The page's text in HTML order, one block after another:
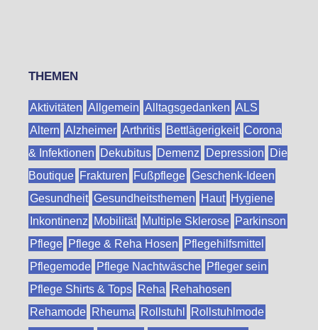
THEMEN
Aktivitäten Allgemein Alltagsgedanken ALS
Altern Alzheimer Arthritis Bettlägerigkeit Corona
& Infektionen
Dekubitus Demenz Depression
Die
Boutique Frakturen Fußpflege Geschenk-Ideen
Gesundheit Gesundheitsthemen Haut Hygiene
Inkontinenz
Mobilität Multiple Sklerose Parkinson
Pflege
Pflege & Reha Hosen
Pflegehilfsmittel
Pflegemode
Pflege Nachtwäsche
Pfleger sein
Pflege Shirts & Tops
Reha
Rehahosen
Rehamode
Rheuma Rollstuhl
Rollstuhlmode